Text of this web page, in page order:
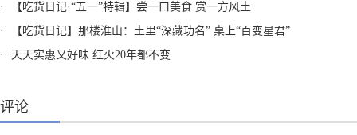
·
【吃货日记·“五一”特辑】尝一口美食 赏一方风土
·
【吃货日记】那楼淮山：土里“深藏功名” 桌上“百变星君”
·
天天实惠又好味 红火20年都不变
评论